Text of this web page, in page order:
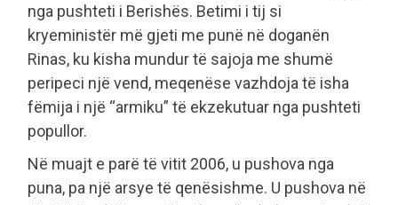
nga pushteti i Berishës. Betimi i tij si
kryeministër më gjeti me punë në doganën
Rinas, ku kisha mundur të sajoja me shumë
peripeci një vend, meqenëse vazhdoja të isha
fëmija i një “armiku” të ekzekutuar nga pushteti
popullor.
Në muajt e parë të vitit 2006, u pushova nga
puna, pa një arsye të qenësishme. U pushova në